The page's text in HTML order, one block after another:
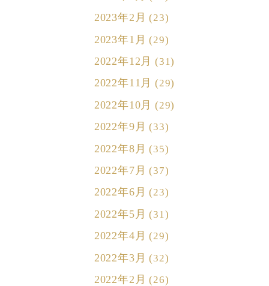
2023年2月 (23)
2023年1月 (29)
2022年12月 (31)
2022年11月 (29)
2022年10月 (29)
2022年9月 (33)
2022年8月 (35)
2022年7月 (37)
2022年6月 (23)
2022年5月 (31)
2022年4月 (29)
2022年3月 (32)
2022年2月 (26)